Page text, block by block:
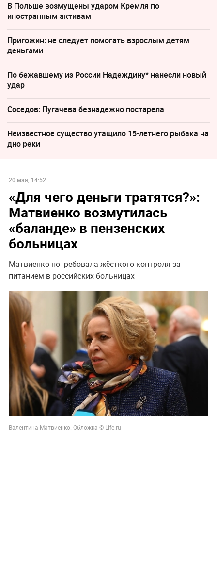
В Польше возмущены ударом Кремля по
иностранным активам
Пригожин: не следует помогать взрослым детям
деньгами
По бежавшему из России Надеждину* нанесли новый
удар
Соседов: Пугачева безнадежно постарела
Неизвестное существо утащило 15-летнего рыбака на
дно реки
20 мая, 14:52
«Для чего деньги тратятся?»:
Матвиенко возмутилась
«баланде» в пензенских
больницах
Матвиенко потребовала жёсткого контроля за
питанием в российских больницах
Валентина Матвиенко. Обложка © Life.ru